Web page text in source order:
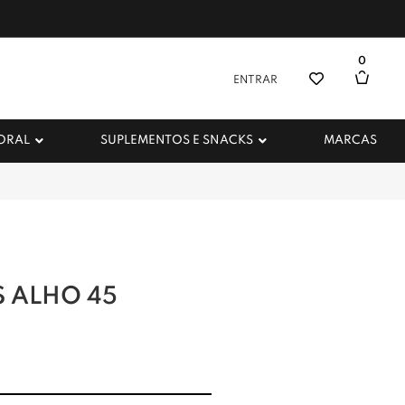
ENTRAR
0
SUPLEMENTOS E SNACKS MARCAS
ALHO 45